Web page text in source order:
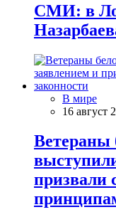
СМИ: в
В мире
16 август
Ветераны
призвали